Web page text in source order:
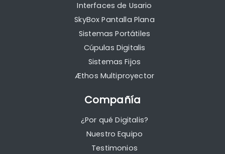
Interfaces de Usario
SkyBox Pantalla Plana
Sistemas Portátiles
Cúpulas Digitalis
Sistemas Fijos
Æthos Multiproyector
Compañía
¿Por qué Digitalis?
Nuestro Equipo
Testimonios